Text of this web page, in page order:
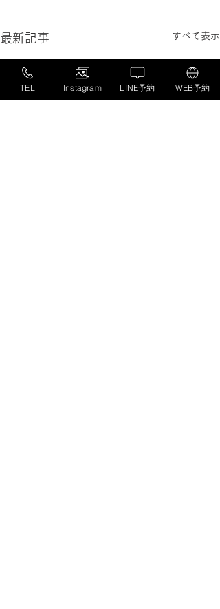
最新記事 すべて表示
TEL Instagram LINE予約 WEB予約